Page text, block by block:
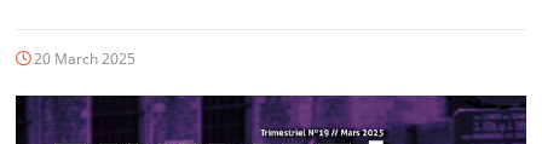
20 March 2025